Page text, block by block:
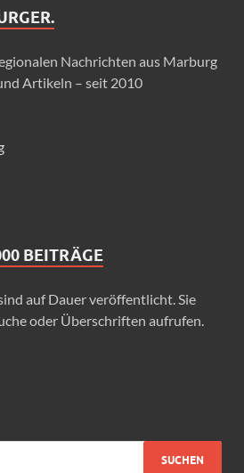
Nachrichten aus Marburg
Artikeln – seit 2010
BEITRÄGE
auf Dauer veröffentlicht. Sie
oder Überschriften aufrufen.